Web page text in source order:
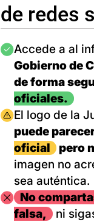
de redes
Imagen
Accede a al
Gobierno de
de forma
oficiales.
Imagen
El logo de la
puede
oficial
pero
imagen no
sea auténtica.
Imagen
No
falsa,
ni